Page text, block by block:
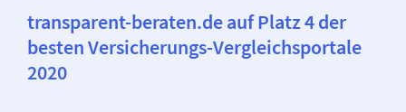
transparent-beraten.de auf Platz 4 der
besten Versicherungs-Vergleichsportale
2020